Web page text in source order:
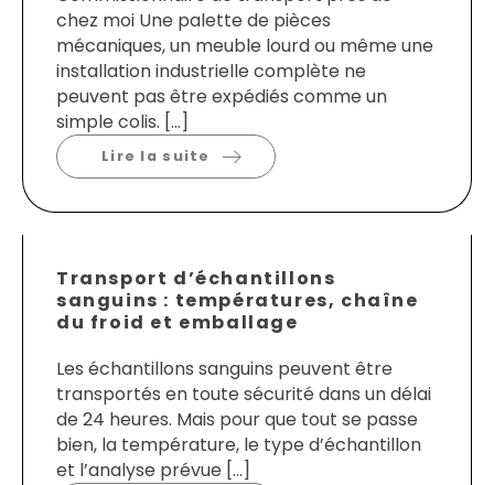
chez moi Une palette de pièces
mécaniques, un meuble lourd ou même une
installation industrielle complète ne
peuvent pas être expédiés comme un
simple colis. […]
Lire la suite
Transport d’échantillons
sanguins : températures, chaîne
du froid et emballage
Les échantillons sanguins peuvent être
transportés en toute sécurité dans un délai
de 24 heures. Mais pour que tout se passe
bien, la température, le type d’échantillon
et l’analyse prévue […]